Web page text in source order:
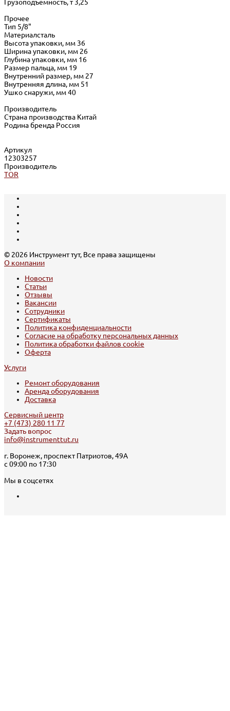
Грузоподъемность, т 3,25
Прочее
Тип 5/8"
Материалсталь
Высота упаковки, мм 36
Ширина упаковки, мм 26
Глубина упаковки, мм 16
Размер пальца, мм 19
Внутренний размер, мм 27
Внутренняя длина, мм 51
Ушко снаружи, мм 40
Производитель
Страна производства Китай
Родина бренда Россия
Артикул
12303257
Производитель
TOR
© 2026 Инструмент тут, Все права защищены
О компании
Новости
Статьи
Отзывы
Вакансии
Сотрудники
Сертификаты
Политика конфиденциальности
Согласие на обработку персональных данных
Политика обработки файлов cookie
Оферта
Услуги
Ремонт оборудования
Аренда оборудования
Доставка
Сервисный центр
+7 (473) 280 11 77
Задать вопрос
info@instrumenttut.ru
г. Воронеж, проспект Патриотов, 49А
с 09:00 по 17:30
Мы в соцсетях